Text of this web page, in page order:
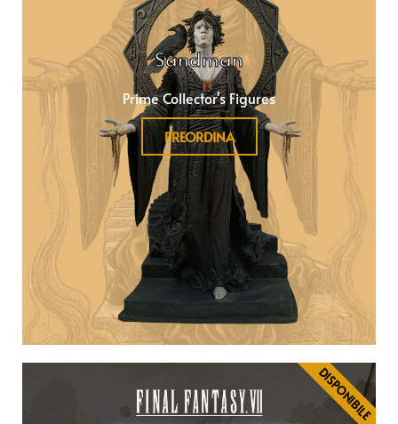
Sandman
Prime Collector's Figures
PREORDINA
DISPONIBILE